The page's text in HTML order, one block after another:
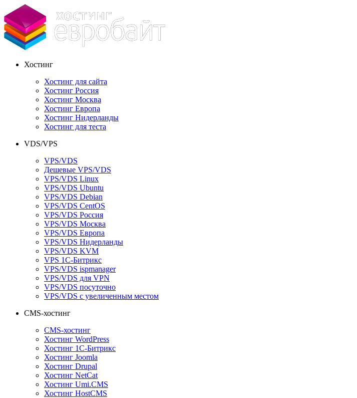
Хостинг
Хостинг для сайта
Хостинг Россия
Хостинг Москва
Хостинг Европа
Хостинг Нидерланды
Хостинг для теста
VDS/VPS
VPS/VDS
Дешевые VPS/VDS
VPS/VDS Linux
VPS/VDS Ubuntu
VPS/VDS Debian
VPS/VDS CentOS
VPS/VDS Россия
VPS/VDS Москва
VPS/VDS Европа
VPS/VDS Нидерланды
VPS/VDS KVM
VPS 1С-Битрикс
VPS/VDS ispmanager
VPS/VDS для VPN
VPS/VDS посуточно
VPS/VDS с увеличенным местом
CMS-хостинг
CMS-хостинг
Хостинг WordPress
Хостинг 1С-Битрикс
Хостинг Joomla
Хостинг Drupal
Хостинг NetCat
Хостинг Umi.CMS
Хостинг HostCMS